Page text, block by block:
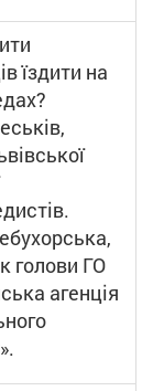
їздити на
голови ГО
агенція